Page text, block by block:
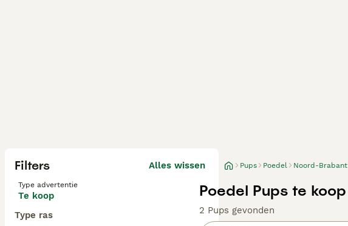
Filters Alles wissen
Type advertentie
Te koop
Type ras
Pups Poedel Noord-Brabant
Poedel Pups te koop
2 Pups gevonden